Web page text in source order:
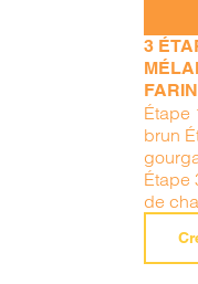
3
Étape
brun
Étape
de